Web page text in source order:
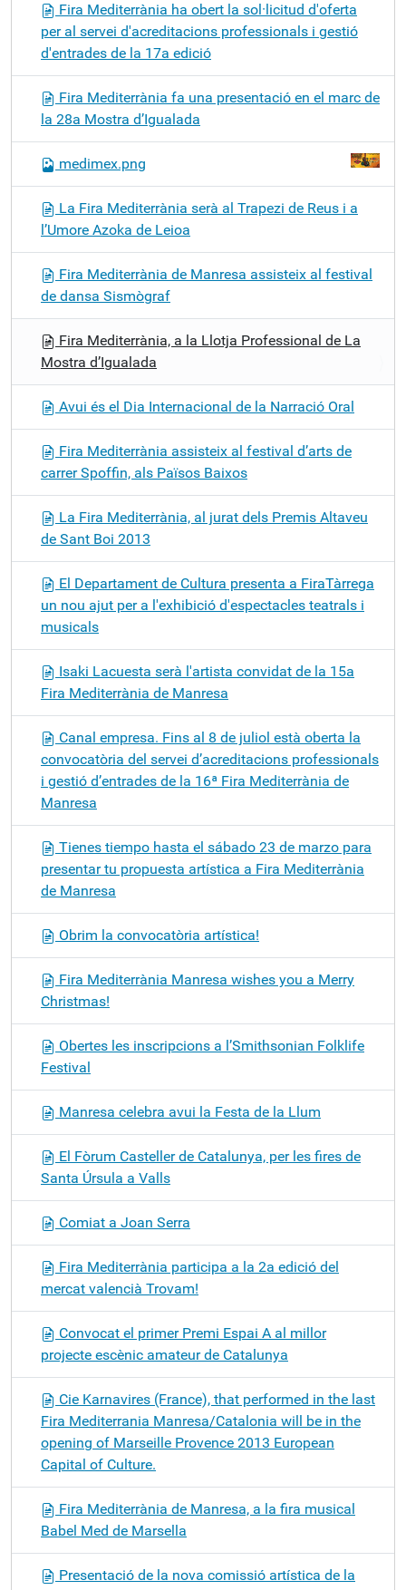
Fira Mediterrània ha obert la sol·licitud d'oferta
per al servei d'acreditacions professionals i gestió
d'entrades de la 17a edició
Fira Mediterrània fa una presentació en el marc de
la 28a Mostra d’Igualada
medimex.png
La Fira Mediterrània serà al Trapezi de Reus i a
l’Umore Azoka de Leioa
Fira Mediterrània de Manresa assisteix al festival
de dansa Sismògraf
Fira Mediterrània, a la Llotja Professional de La
Mostra d’Igualada
Avui és el Dia Internacional de la Narració Oral
Fira Mediterrània assisteix al festival d’arts de
carrer Spoffin, als Països Baixos
La Fira Mediterrània, al jurat dels Premis Altaveu
de Sant Boi 2013
El Departament de Cultura presenta a FiraTàrrega
un nou ajut per a l'exhibició d'espectacles teatrals i
musicals
Isaki Lacuesta serà l'artista convidat de la 15a
Fira Mediterrània de Manresa
Canal empresa. Fins al 8 de juliol està oberta la
convocatòria del servei d’acreditacions professionals
i gestió d’entrades de la 16ª Fira Mediterrània de
Manresa
Tienes tiempo hasta el sábado 23 de marzo para
presentar tu propuesta artística a Fira Mediterrània
de Manresa
Obrim la convocatòria artística!
Fira Mediterrània Manresa wishes you a Merry
Christmas!
Obertes les inscripcions a l’Smithsonian Folklife
Festival
Manresa celebra avui la Festa de la Llum
El Fòrum Casteller de Catalunya, per les fires de
Santa Úrsula a Valls
Comiat a Joan Serra
Fira Mediterrània participa a la 2a edició del
mercat valencià Trovam!
Convocat el primer Premi Espai A al millor
projecte escènic amateur de Catalunya
Cie Karnavires (France), that performed in the last
Fira Mediterrania Manresa/Catalonia will be in the
opening of Marseille Provence 2013 European
Capital of Culture.
Fira Mediterrània de Manresa, a la fira musical
Babel Med de Marsella
Presentació de la nova comissió artística de la